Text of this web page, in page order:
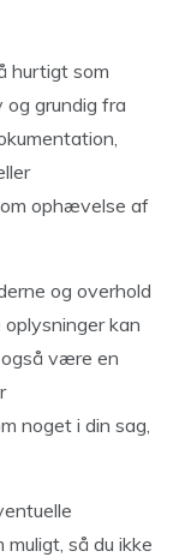
hurtigt som
grundig fra
ophævelse af
og overhold
kan
være en
noget i din sag,
så du ikke